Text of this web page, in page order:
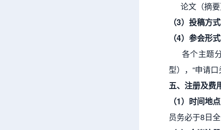
论文（摘要
（3）投稿方
（4）参会形式
各个主题分
型），“申请
五、注册及费
（1）时间地
员务必于8日